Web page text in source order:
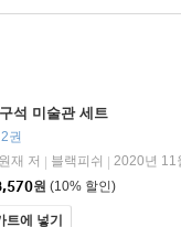
석 미술관 세트
권
재 저
블랙피쉬
2020년 11
원 (10% 할인)
트에 넣기